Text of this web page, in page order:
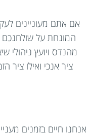
אם אתם מעוניינים
המונחת על
מהנדס ויועץ
ציר אנכי ואילו ציר
אנחנו חיים בזמנים